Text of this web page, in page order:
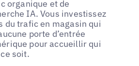
organique et de
IA. Vous investissez
du trafic en magasin qui
porte d’entrée
pour accueillir qui
soit.